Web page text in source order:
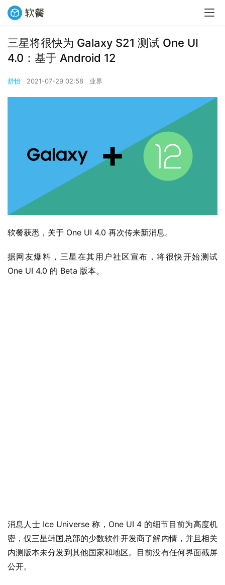
三星将很快为 Galaxy S21 测试 One UI
4.0：基于 Android 12
舒怡 2021-07-29 02:58 业界
软餐获悉，关于 One UI 4.0 再次传来新消息。
据网友爆料，三星在其用户社区宣布，将很快开始测试
One UI 4.0 的 Beta 版本。
消息人士 Ice Universe 称，One UI 4 的细节目前为高度机
密，仅三星韩国总部的少数软件开发商了解内情，并且相关
内测版本未分发到其他国家和地区。目前没有任何界面截屏
公开。